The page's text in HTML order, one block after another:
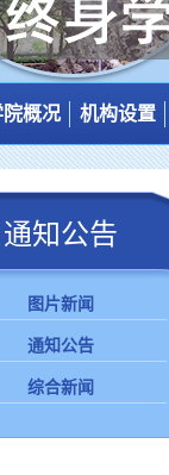
院概况
学院简介
机构设置
机
岗
工
通知公告
图片新闻
通知公告
综合新闻